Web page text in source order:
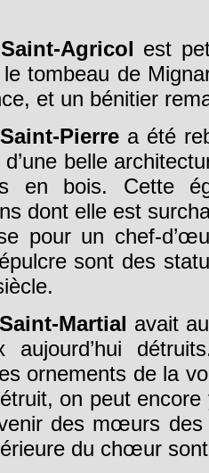
Agricol est
tombeau de
et un bénitier
Pierre a été
belle
en bois. Cette
dont elle est
pour un chef-
sont des
Martial avait
aujourd’hui
ornements de la
on peut
des mœurs des
du chœur